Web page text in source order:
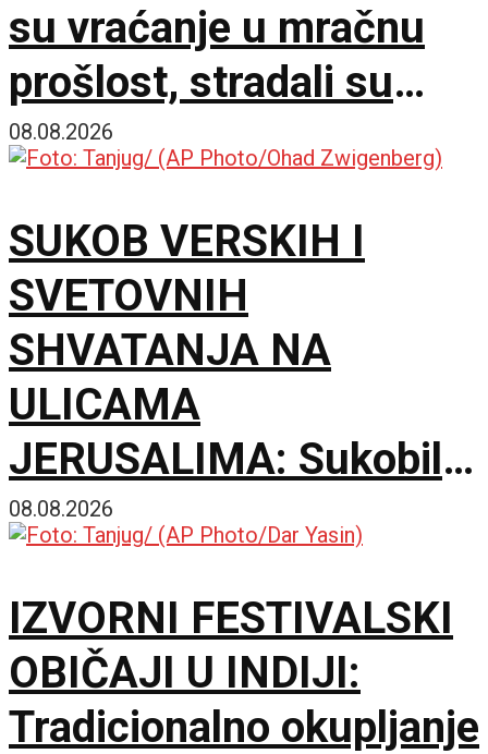
su vraćanje u mračnu
prošlost, stradali su
samo zato što su bili
08.08.2026
SUKOB VERSKIH I
SVETOVNIH
SHVATANJA NA
ULICAMA
JERUSALIMA: Sukobili
se ultraortodoksni
policija zbog rada kafića
subotom
08.08.2026
IZVORNI FESTIVALSKI
OBIČAJI U INDIJI:
Tradicionalno okupljanje